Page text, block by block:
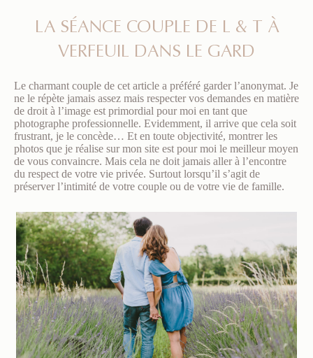
LA SÉANCE COUPLE DE L & T À
VERFEUIL DANS LE GARD
Le charmant couple de cet article a préféré garder l’anonymat. Je
ne le répète jamais assez mais respecter vos demandes en matière
de droit à l’image est primordial pour moi en tant que
photographe professionnelle. Evidemment, il arrive que cela soit
frustrant, je le concède… Et en toute objectivité, montrer les
photos que je réalise sur mon site est pour moi le meilleur moyen
de vous convaincre. Mais cela ne doit jamais aller à l’encontre
du respect de votre vie privée. Surtout lorsqu’il s’agit de
préserver l’intimité de votre couple ou de votre vie de famille.